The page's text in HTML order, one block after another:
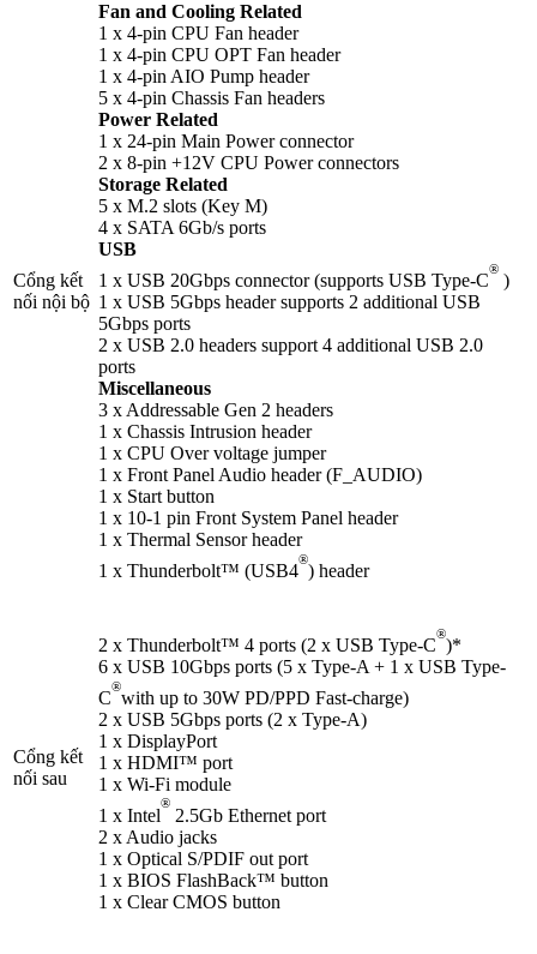
Cổng kết
nối nội bộ
Fan and Cooling Related
1 x 4-pin CPU Fan header
1 x 4-pin CPU OPT Fan header
1 x 4-pin AIO Pump header
5 x 4-pin Chassis Fan headers
Power Related
1 x 24-pin Main Power connector
2 x 8-pin +12V CPU Power connectors
Storage Related
5 x M.2 slots (Key M)
4 x SATA 6Gb/s ports
USB
1 x USB 20Gbps connector (supports USB Type-C
®
)
1 x USB 5Gbps header supports 2 additional USB
5Gbps ports
2 x USB 2.0 headers support 4 additional USB 2.0
ports
Miscellaneous
3 x Addressable Gen 2 headers
1 x Chassis Intrusion header
1 x CPU Over voltage jumper
1 x Front Panel Audio header (F_AUDIO)
1 x Start button
1 x 10-1 pin Front System Panel header
1 x Thermal Sensor header
1 x Thunderbolt™ (USB4
®
) header
Cổng kết
nối sau
2 x Thunderbolt™ 4 ports (2 x USB Type-C
®
)*
6 x USB 10Gbps ports (5 x Type-A + 1 x USB Type-
C
®
with up to 30W PD/PPD Fast-charge)
2 x USB 5Gbps ports (2 x Type-A)
1 x DisplayPort
1 x HDMI™ port
1 x Wi-Fi module
1 x Intel
®
2.5Gb Ethernet port
2 x Audio jacks
1 x Optical S/PDIF out port
1 x BIOS FlashBack™ button
1 x Clear CMOS button